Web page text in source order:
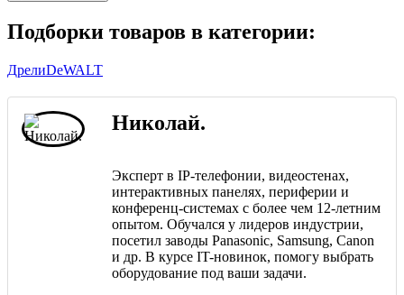
Подборки товаров в категории:
ДрелиDeWALT
Николай.
Эксперт в IP-телефонии, видеостенах,
интерактивных панелях, периферии и
конференц-системах с более чем 12-летним
опытом. Обучался у лидеров индустрии,
посетил заводы Panasonic, Samsung, Canon
и др. В курсе IT-новинок, помогу выбрать
оборудование под ваши задачи.